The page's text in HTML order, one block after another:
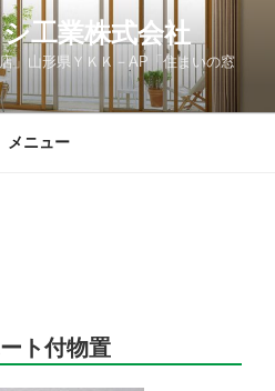
工業株式会社
」山形県ＹＫＫ－AP「住まいの窓
メニュー
ト付物置